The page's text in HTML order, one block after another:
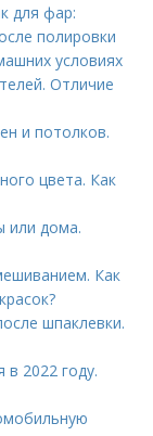
для фар:
полировки
условиях
Отличие
и потолков.
цвета. Как
или дома.
Как
шпаклевки.
2022 году.